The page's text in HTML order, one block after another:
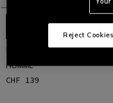
REACTO CARBON SHORT -
HOMME
CHF 139
Reject Cookies